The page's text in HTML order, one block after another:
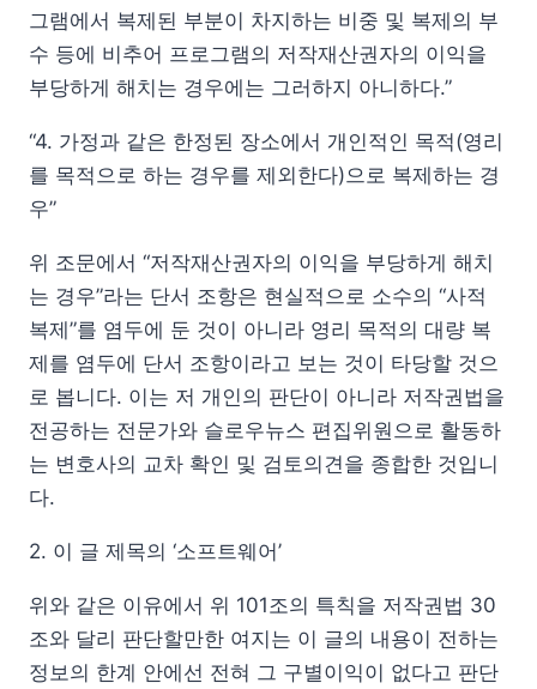
그램에서 복제된 부분이 차지하는 비중 및 복제의 부
수 등에 비추어 프로그램의 저작재산권자의 이익을
부당하게 해치는 경우에는 그러하지 아니하다.”
“4. 가정과 같은 한정된 장소에서 개인적인 목적(영리
를 목적으로 하는 경우를 제외한다)으로 복제하는 경
우”
위 조문에서 “저작재산권자의 이익을 부당하게 해치
는 경우”라는 단서 조항은 현실적으로 소수의 “사적
복제”를 염두에 둔 것이 아니라 영리 목적의 대량 복
제를 염두에 단서 조항이라고 보는 것이 타당할 것으
로 봅니다. 이는 저 개인의 판단이 아니라 저작권법을
전공하는 전문가와 슬로우뉴스 편집위원으로 활동하
는 변호사의 교차 확인 및 검토의견을 종합한 것입니
다.
2. 이 글 제목의 ‘소프트웨어’
위와 같은 이유에서 위 101조의 특칙을 저작권법 30
조와 달리 판단할만한 여지는 이 글의 내용이 전하는
정보의 한계 안에선 전혀 그 구별이익이 없다고 판단